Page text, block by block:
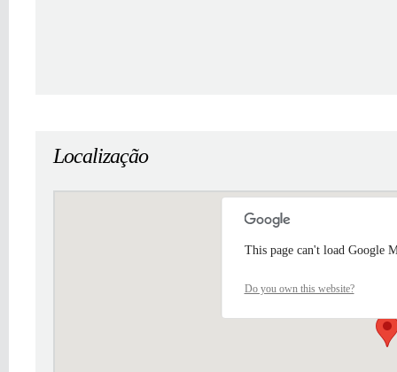
Localização
This page can't load Google
Do you own this website?